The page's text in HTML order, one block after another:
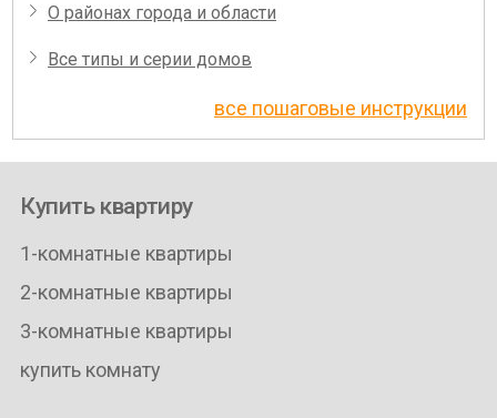
О районах города и области
Все типы и серии домов
все пошаговые инструкции
Купить квартиру
1-комнатные квартиры
2-комнатные квартиры
3-комнатные квартиры
купить комнату